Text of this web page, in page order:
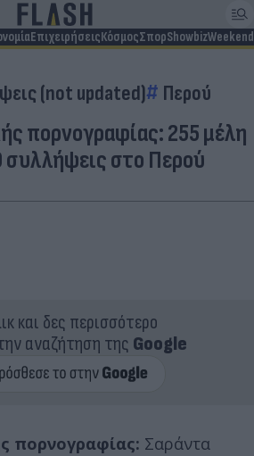
ΕπιχειρήσειςΚόσμοςΣπορShowbizWeekend
(not updated) Περού
πορνογραφίας: 255 μέλη
στο Περού
και δες περισσότερο
αναζήτηση της Google
πορνογραφίας: Σαράντα